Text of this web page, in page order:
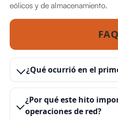
eólicos y de almacenamiento.
FAQ
¿Qué ocurrió en el
¿Por qué este hito
operaciones de red?